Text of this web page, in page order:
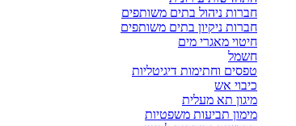
חברות ניהול בתים משותפים
חברות ניקיון בתים משותפים
חיטוי מאגרי מים
חשמל
טפסים וחתימות דיגיטליות
כיבוי אש
מיגון תא מעלית
מימון תביעות משפטיות